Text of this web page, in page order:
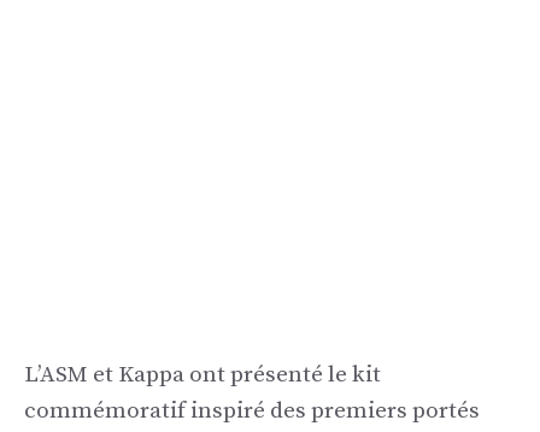
L’ASM et Kappa ont présenté le kit
commémoratif inspiré des premiers portés